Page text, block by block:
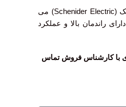
کنتاکت کمکی LADN11 محصولی کاربردی از برند اشنایدر الکتریک (Schenider Electric) می
باشد. کنتاکت LADN11 مطابق با استاندارد EN/IEC 60947-5-1 دارای راندمان بالا و عملکرد
با کارشناس فروش تماس